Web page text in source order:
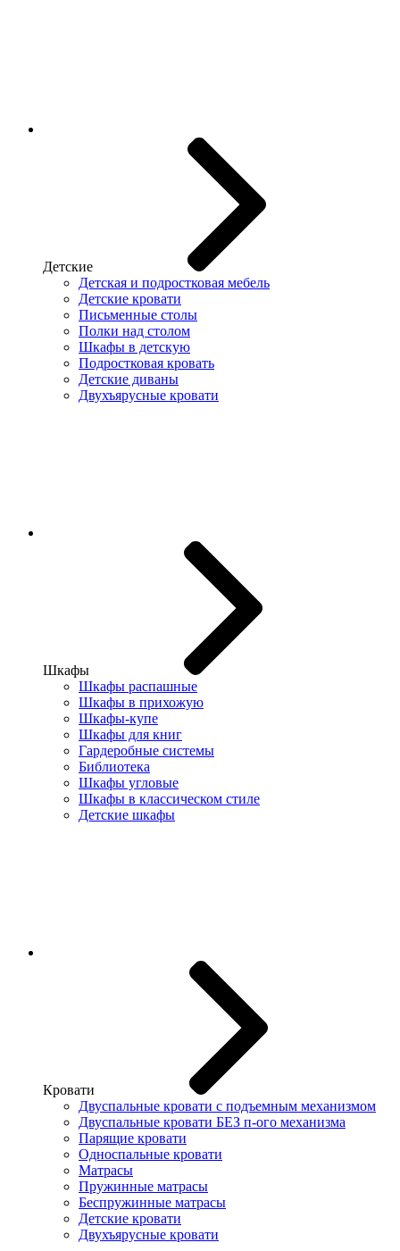
Детские
Детская и подростковая мебель
Детские кровати
Письменные столы
Полки над столом
Шкафы в детскую
Подростковая кровать
Детские диваны
Двухъярусные кровати
Шкафы
Шкафы распашные
Шкафы в прихожую
Шкафы-купе
Шкафы для книг
Гардеробные системы
Библиотека
Шкафы угловые
Шкафы в классическом стиле
Детские шкафы
Кровати
Двуспальные кровати с подъемным механизмом
Двуспальные кровати БЕЗ п-ого механизма
Парящие кровати
Односпальные кровати
Матрасы
Пружинные матрасы
Беспружинные матрасы
Детские кровати
Двухъярусные кровати